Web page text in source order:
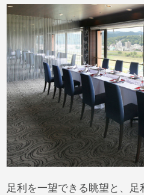
足利を一望できる眺望と、